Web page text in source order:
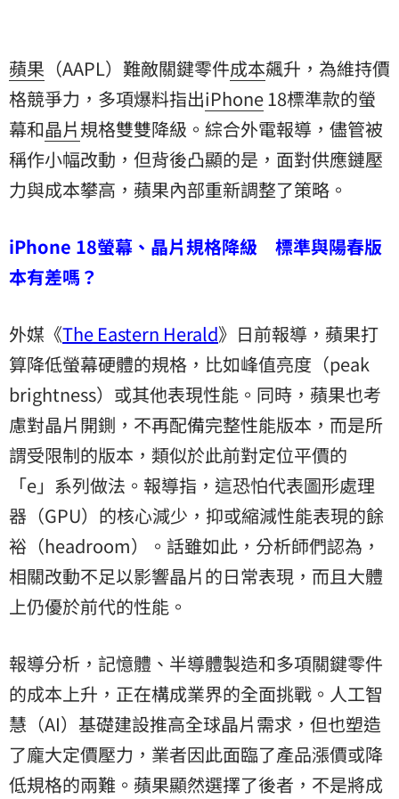
蘋果 （AAPL）難敵關鍵零件成本飆升，為維持價
格競爭力，多項爆料指出iPhone18標準款的螢
幕和晶片規格雙雙降級。綜合外電報導，儘管被
稱作小幅改動，但背後凸顯的是，面對供應鏈壓
力與成本攀高，蘋果內部重新調整了策略。
iPhone 18螢幕、晶片規格降級 標準與陽春版
本有差嗎？
外媒《The Eastern Herald》日前報導，蘋果打
算降低螢幕硬體的規格，比如峰值亮度（peak
brightness）或其他表現性能。同時，蘋果也考
慮對晶片開鍘，不再配備完整性能版本，而是所
謂受限制的版本，類似於此前對定位平價的
「e」系列做法。報導指，這恐怕代表圖形處理
器（GPU）的核心減少，抑或縮減性能表現的餘
裕（headroom）。話雖如此，分析師們認為，
相關改動不足以影響晶片的日常表現，而且大體
上仍優於前代的性能。
報導分析，記憶體、半導體製造和多項關鍵零件
的成本上升，正在構成業界的全面挑戰。人工智
慧（AI）基礎建設推高全球晶片需求，但也塑造
了龐大定價壓力，業者因此面臨了產品漲價或降
低規格的兩難。蘋果顯然選擇了後者，不是將成